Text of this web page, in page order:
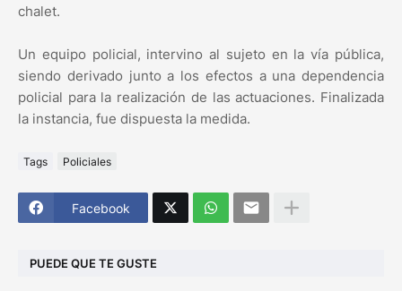
chalet.
Un equipo policial, intervino al sujeto en la vía pública,
siendo derivado junto a los efectos a una dependencia
policial para la realización de las actuaciones. Finalizada
la instancia, fue dispuesta la medida.
Tags Policiales
Facebook
PUEDE QUE TE GUSTE